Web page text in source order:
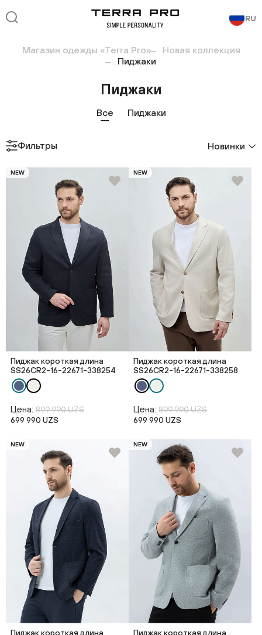
RU
Магазин одежды «Terra Pro»
Новая коллекция
Пиджаки
Пиджаки
Все Пиджаки
Фильтры Новинки
NEW
Пиджак короткая длина
SS26CR2-16-22671-338254
Цена: 899 990 UZS
699 990 UZS
NEW
Пиджак короткая длина
SS26CR2-16-22671-338258
Цена: 899 990 UZS
699 990 UZS
NEW
Пиджак короткая длина
NEW
Пиджак короткая длина